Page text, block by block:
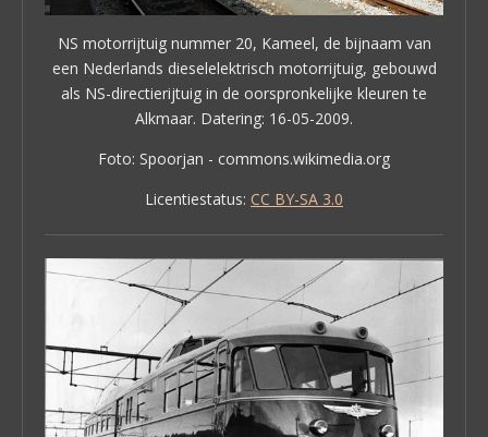
NS motorrijtuig nummer 20, Kameel, de bijnaam van
een Nederlands dieselelektrisch motorrijtuig, gebouwd
als NS-directierijtuig in de oorspronkelijke kleuren te
Alkmaar. Datering: 16-05-2009.
Foto: Spoorjan - commons.wikimedia.org
Licentiestatus: CC BY-SA 3.0